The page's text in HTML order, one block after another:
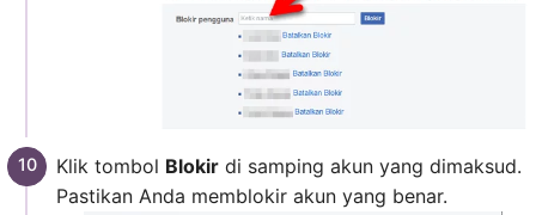
Klik tombol Blokirdi samping akun yang dimaksud.
Pastikan Anda memblokir akun yang benar.